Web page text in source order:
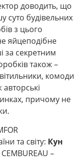
доводить, що
суто будівельних
з цього
яйцеподібне
за секретним
також –
комоди
причому не
та світу: Кун
–